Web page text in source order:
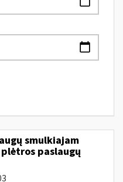
smulkiajam
paslaugų